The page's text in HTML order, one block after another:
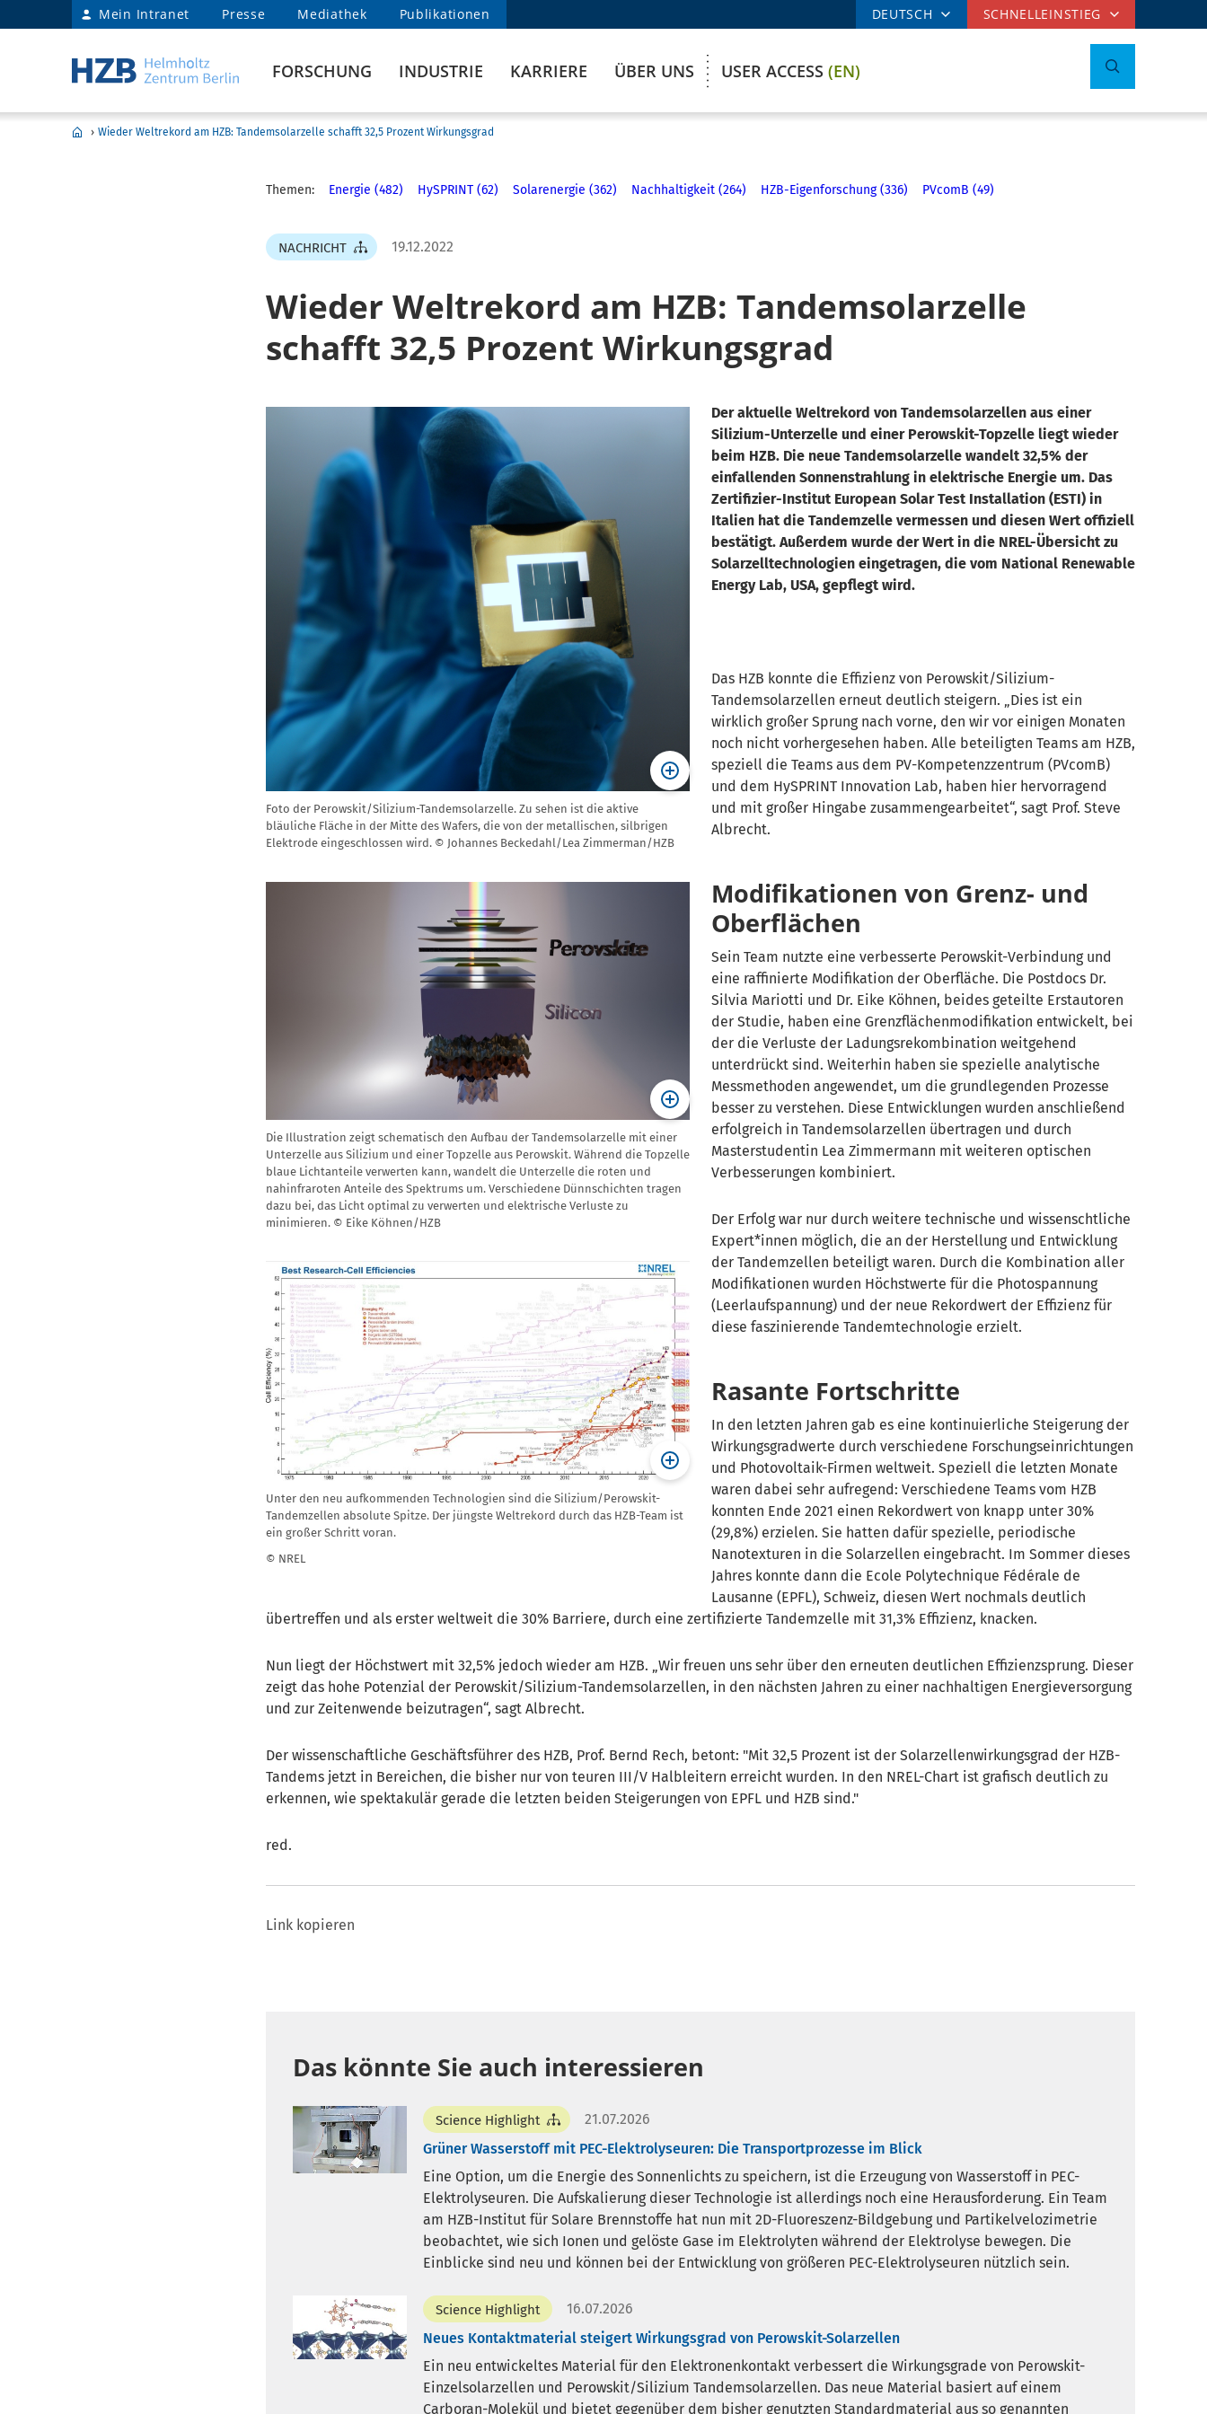
Mein Intranet Presse Mediathek Publikationen DEUTSCH SCHNELLEINSTIEG
FORSCHUNG INDUSTRIE KARRIERE ÜBER UNS USER ACCESS (EN)
› Wieder Weltrekord am HZB: Tandemsolarzelle schafft 32,5 Prozent Wirkungsgrad
Themen: Energie (482) HySPRINT (62) Solarenergie (362) Nachhaltigkeit (264) HZB-Eigenforschung (336) PVcomB (49)
NACHRICHT 19.12.2022
Wieder Weltrekord am HZB: Tandemsolarzelle
schafft 32,5 Prozent Wirkungsgrad
Foto der Perowskit/Silizium-Tandemsolarzelle. Zu sehen ist die aktive
bläuliche Fläche in der Mitte des Wafers, die von der metallischen, silbrigen
Elektrode eingeschlossen wird. © Johannes Beckedahl/Lea Zimmerman/HZB
Die Illustration zeigt schematisch den Aufbau der Tandemsolarzelle mit einer
Unterzelle aus Silizium und einer Topzelle aus Perowskit. Während die Topzelle
blaue Lichtanteile verwerten kann, wandelt die Unterzelle die roten und
nahinfraroten Anteile des Spektrums um. Verschiedene Dünnschichten tragen
dazu bei, das Licht optimal zu verwerten und elektrische Verluste zu
minimieren. © Eike Köhnen/HZB
Unter den neu aufkommenden Technologien sind die Silizium/Perowskit-
Tandemzellen absolute Spitze. Der jüngste Weltrekord durch das HZB-Team ist
ein großer Schritt voran.
© NREL
Der aktuelle Weltrekord von Tandemsolarzellen aus einer
Silizium-Unterzelle und einer Perowskit-Topzelle liegt wieder
beim HZB. Die neue Tandemsolarzelle wandelt 32,5% der
einfallenden Sonnenstrahlung in elektrische Energie um. Das
Zertifizier-Institut European Solar Test Installation (ESTI) in
Italien hat die Tandemzelle vermessen und diesen Wert offiziell
bestätigt. Außerdem wurde der Wert in die NREL-Übersicht zu
Solarzelltechnologien eingetragen, die vom National Renewable
Energy Lab, USA, gepflegt wird.
Das HZB konnte die Effizienz von Perowskit/Silizium-
Tandemsolarzellen erneut deutlich steigern. „Dies ist ein
wirklich großer Sprung nach vorne, den wir vor einigen Monaten
noch nicht vorhergesehen haben. Alle beteiligten Teams am HZB,
speziell die Teams aus dem PV-Kompetenzzentrum (PVcomB)
und dem HySPRINT Innovation Lab, haben hier hervorragend
und mit großer Hingabe zusammengearbeitet“, sagt Prof. Steve
Albrecht.
Modifikationen von Grenz- und
Oberflächen
Sein Team nutzte eine verbesserte Perowskit-Verbindung und
eine raffinierte Modifikation der Oberfläche. Die Postdocs Dr.
Silvia Mariotti und Dr. Eike Köhnen, beides geteilte Erstautoren
der Studie, haben eine Grenzflächenmodifikation entwickelt, bei
der die Verluste der Ladungsrekombination weitgehend
unterdrückt sind. Weiterhin haben sie spezielle analytische
Messmethoden angewendet, um die grundlegenden Prozesse
besser zu verstehen. Diese Entwicklungen wurden anschließend
erfolgreich in Tandemsolarzellen übertragen und durch
Masterstudentin Lea Zimmermann mit weiteren optischen
Verbesserungen kombiniert.
Der Erfolg war nur durch weitere technische und wissenschtliche
Expert*innen möglich, die an der Herstellung und Entwicklung
der Tandemzellen beteiligt waren. Durch die Kombination aller
Modifikationen wurden Höchstwerte für die Photospannung
(Leerlaufspannung) und der neue Rekordwert der Effizienz für
diese faszinierende Tandemtechnologie erzielt.
Rasante Fortschritte
In den letzten Jahren gab es eine kontinuierliche Steigerung der
Wirkungsgradwerte durch verschiedene Forschungseinrichtungen
und Photovoltaik-Firmen weltweit. Speziell die letzten Monate
waren dabei sehr aufregend: Verschiedene Teams vom HZB
konnten Ende 2021 einen Rekordwert von knapp unter 30%
(29,8%) erzielen. Sie hatten dafür spezielle, periodische
Nanotexturen in die Solarzellen eingebracht. Im Sommer dieses
Jahres konnte dann die Ecole Polytechnique Fédérale de
Lausanne (EPFL), Schweiz, diesen Wert nochmals deutlich
übertreffen und als erster weltweit die 30% Barriere, durch eine zertifizierte Tandemzelle mit 31,3% Effizienz, knacken.
Nun liegt der Höchstwert mit 32,5% jedoch wieder am HZB. „Wir freuen uns sehr über den erneuten deutlichen Effizienzsprung. Dieser
zeigt das hohe Potenzial der Perowskit/Silizium-Tandemsolarzellen, in den nächsten Jahren zu einer nachhaltigen Energieversorgung
und zur Zeitenwende beizutragen“, sagt Albrecht.
Der wissenschaftliche Geschäftsführer des HZB, Prof. Bernd Rech, betont: "Mit 32,5 Prozent ist der Solarzellenwirkungsgrad der HZB-
Tandems jetzt in Bereichen, die bisher nur von teuren III/V Halbleitern erreicht wurden. In den NREL-Chart ist grafisch deutlich zu
erkennen, wie spektakulär gerade die letzten beiden Steigerungen von EPFL und HZB sind."
red.
Link kopieren
Das könnte Sie auch interessieren
Science Highlight
21.07.2026
Grüner Wasserstoff mit PEC-Elektrolyseuren: Die Transportprozesse im Blick
Eine Option, um die Energie des Sonnenlichts zu speichern, ist die Erzeugung von Wasserstoff in PEC-
Elektrolyseuren. Die Aufskalierung dieser Technologie ist allerdings noch eine Herausforderung. Ein Team
am HZB-Institut für Solare Brennstoffe hat nun mit 2D-Fluoreszenz-Bildgebung und Partikelvelozimetrie
beobachtet, wie sich Ionen und gelöste Gase im Elektrolyten während der Elektrolyse bewegen. Die
Einblicke sind neu und können bei der Entwicklung von größeren PEC-Elektrolyseuren nützlich sein.
Science Highlight
16.07.2026
Neues Kontaktmaterial steigert Wirkungsgrad von Perowskit-Solarzellen
Ein neu entwickeltes Material für den Elektronenkontakt verbessert die Wirkungsgrade von Perowskit-
Einzelsolarzellen und Perowskit/Silizium Tandemsolarzellen. Das neue Material basiert auf einem
Carboran-Molekül und bietet gegenüber dem bisher genutzten Standardmaterial aus so genannten